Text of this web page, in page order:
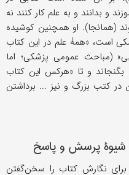
و بدانند و به علم کار کنند نه
(همانجا). او همچنین کوشیده
است، «همۀ علم در این کتاب
(مباحث عمومی پزشکی؛ اما
و تا «هرکس این کتاب
در کتب بزرگ و نیز ... برداشتن
شیوۀ پرسش و پاسخ
نگارش کتاب را سخن‌گفتن